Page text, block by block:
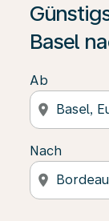
Basel
Ab
location_on
Nach
location_on